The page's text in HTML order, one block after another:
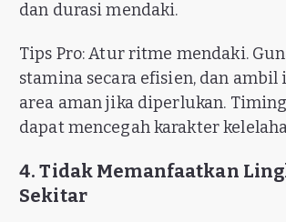
dan durasi mendaki.
Tips Pro: Atur ritme mendaki.
stamina secara efisien, dan
area aman jika diperlukan.
dapat mencegah karakter
4. Tidak Memanfaatkan
Sekitar